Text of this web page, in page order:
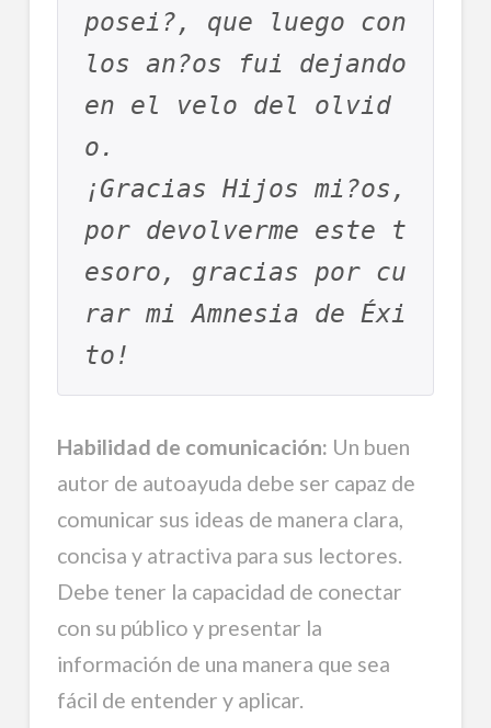
posei?, que luego con
los an?os fui dejando
en el velo del olvid
o.
¡Gracias Hijos mi?os,
por devolverme este t
esoro, gracias por cu
rar mi Amnesia de Éxi
to!
Habilidad de comunicación: Un buen
autor de autoayuda debe ser capaz de
comunicar sus ideas de manera clara,
concisa y atractiva para sus lectores.
Debe tener la capacidad de conectar
con su público y presentar la
información de una manera que sea
fácil de entender y aplicar.